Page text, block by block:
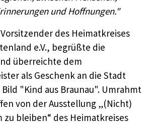
und Hoffnungen."
des Heimatkreises
e.V., begrüßte die
überreichte dem
als Geschenk an die Stadt
"Kind aus Braunau". Umrahmt
von der Ausstellung „(Nicht)
zu bleiben“ des Heimatkreises